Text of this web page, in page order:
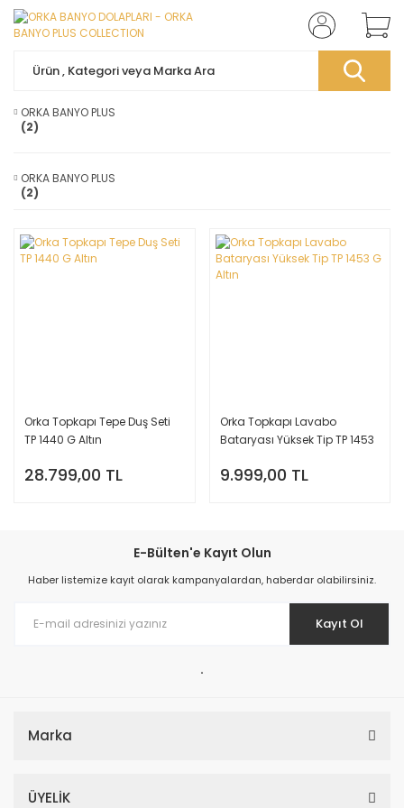
ORKA BANYO PLUS
(2)
ORKA BANYO PLUS
(2)
Orka Topkapı Tepe Duş Seti
TP 1440 G Altın
28.799,00 TL
Orka Topkapı Lavabo
Bataryası Yüksek Tip TP 1453
9.999,00 TL
E-Bülten'e Kayıt Olun
Haber listemize kayıt olarak kampanyalardan, haberdar olabilirsiniz.
Kayıt Ol
.
Marka
ÜYELİK